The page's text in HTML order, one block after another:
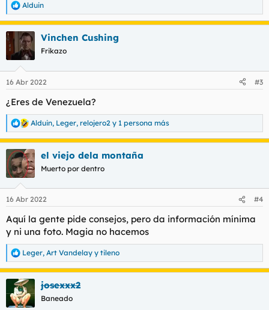
R
e
a
c
c
i
e
:
Alduin
Vinchen Cushing
Frikazo
16 Abr 2022 #3
¿Eres de Venezuela?
R
e
a
c
c
i
e
:
Alduin, Leger, relojero2 y 1 persona más
el viejo dela montaña
Muerto por dentro
16 Abr 2022 #4
Aquí la gente pide consejos, pero da información mínima
y ni una foto. Magia no hacemos
R
e
a
c
i
Leger, Art Vandelay y tileno
josexxx2
Baneado